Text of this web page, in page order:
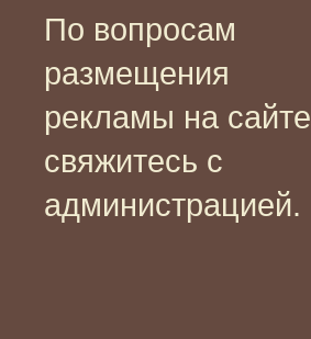
По вопросам
размещения
рекламы на сайте
свяжитесь с
администрацией.